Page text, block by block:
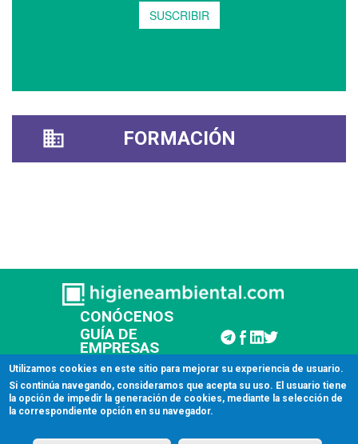
FORMACIÓN
CONÓCENOS
GUÍA DE
EMPRESAS
CONTACTAR
© 2026 Higiene Ambiental
Aviso legal
Utilizamos cookies en este sitio para mejorar su experiencia de usuario.
Si continúa navegando, consideramos que acepta su uso. El usuario tiene
la opción de impedir la generación de cookies, mediante la selección de
la correspondiente opción en su navegador.